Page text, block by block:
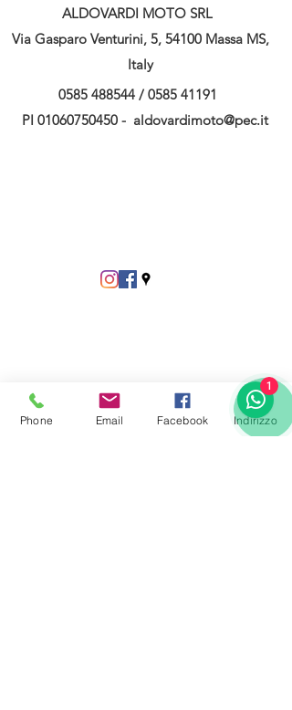
ALDOVARDI MOTO SRL
Via Gasparo Venturini, 5, 54100 Massa MS,
Italy
0585 488544 / 0585 41191
PI 01060750450 - aldovardimoto@pec.it
Phone Email Facebook Indirizzo
1